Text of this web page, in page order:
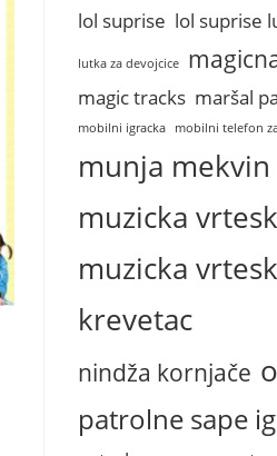
lol suprise lol suprise
lutka za devojcice
magic tracks maršal
mobilni igracka mobilni telefon
munja mekvin
muzicka
muzicka
krevetac
nindža kornjače
patrolne sape